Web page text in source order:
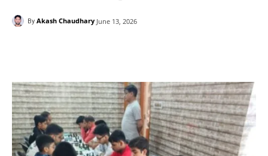
By Akash Chaudhary June 13, 2026